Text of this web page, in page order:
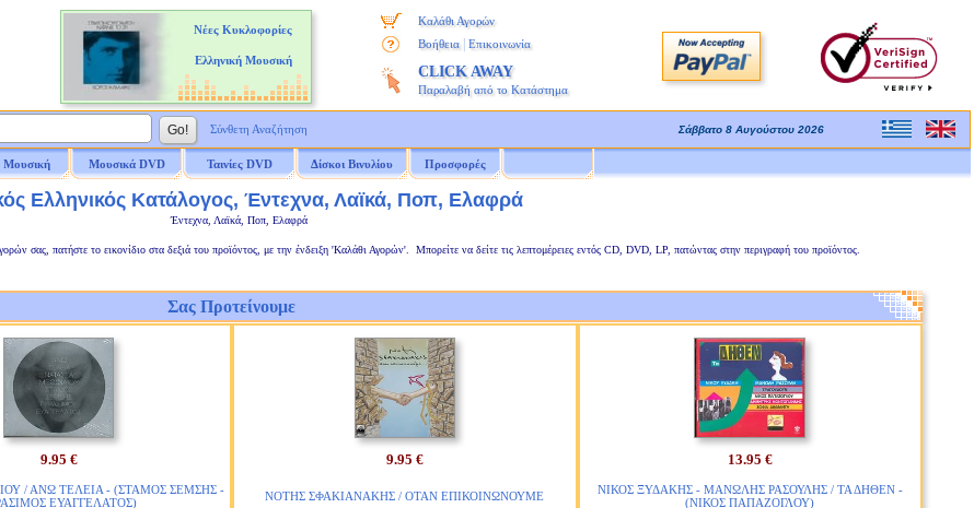
Νέες Κυκλοφορίες
Ελληνική Μουσική
Καλάθι Αγορών
Βοήθεια
Επικοινωνία
CLICK AWAY
Παραλαβή από το Κατάστημα
Σύνθετη Αναζήτηση Σάββατο 8 Αυγούστου 2026
Μουσική Μουσικά DVD Ταινίες DVD Δίσκοι Βινυλίου Προσφορές
Ελληνικός Κατάλογος, Έντεχνα, Λαϊκά, Ποπ, Ελαφρά
Έντεχνα, Λαϊκά, Ποπ, Ελαφρά
σας, πατήστε το εικονίδιο στα δεξιά του προϊόντος, με την ένδειξη 'Καλάθι Αγορών'. Μπορείτε να δείτε τις λεπτομέρειες εντός CD, DVD, LP, πατώντας στην περιγραφή του προϊόντος.
Σας Προτείνουμε
9.95 €
/ ΑΝΩ ΤΕΛΕΙΑ - (ΣΤΑΜΟΣ ΣΕΜΣΗΣ -
ΕΥΑΓΓΕΛΑΤΟΣ)
9.95 €
ΝΟΤΗΣ ΣΦΑΚΙΑΝΑΚΗΣ / ΟΤΑΝ ΕΠΙΚΟΙΝΩΝΟΥΜΕ
13.95 €
ΝΙΚΟΣ ΞΥΔΑΚΗΣ - ΜΑΝΩΛΗΣ ΡΑΣΟΥΛΗΣ / ΤΑ ΔΗΘΕΝ -
(ΝΙΚΟΣ ΠΑΠΑΖΟΓΛΟΥ)